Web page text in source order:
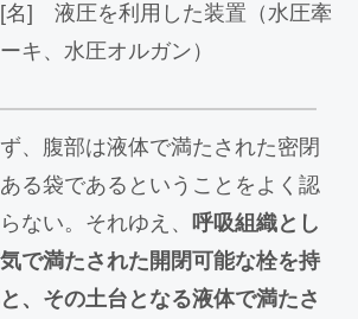
名] 液圧を利用した装置（水圧牽
キ、水圧オルガン）
、腹部は液体で満たされた密閉
る袋であるということをよく認
ない。それゆえ、 呼吸組織とし
で満たされた開閉可能な栓を持
、その土台となる液体で満たさ